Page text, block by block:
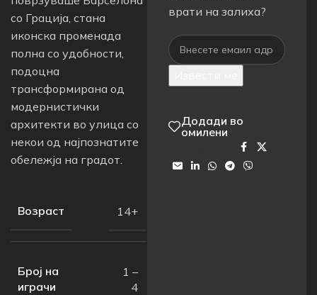
со Грација, стана
иконска променада
полна со удобности,
подоцна
трансформирана од
модернистички
архитекти во улица со
некои од најпознатите
обележја на градот.
Возраст 14+
Број на
играчи
1 –
4
врати на залиха?
Додади во
омилени